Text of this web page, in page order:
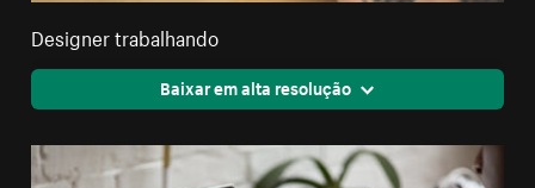
Designer trabalhando
Baixar em alta resolução